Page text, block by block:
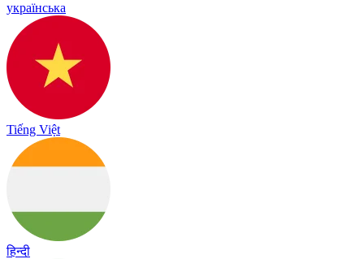
українська
Tiếng Việt
हिन्दी